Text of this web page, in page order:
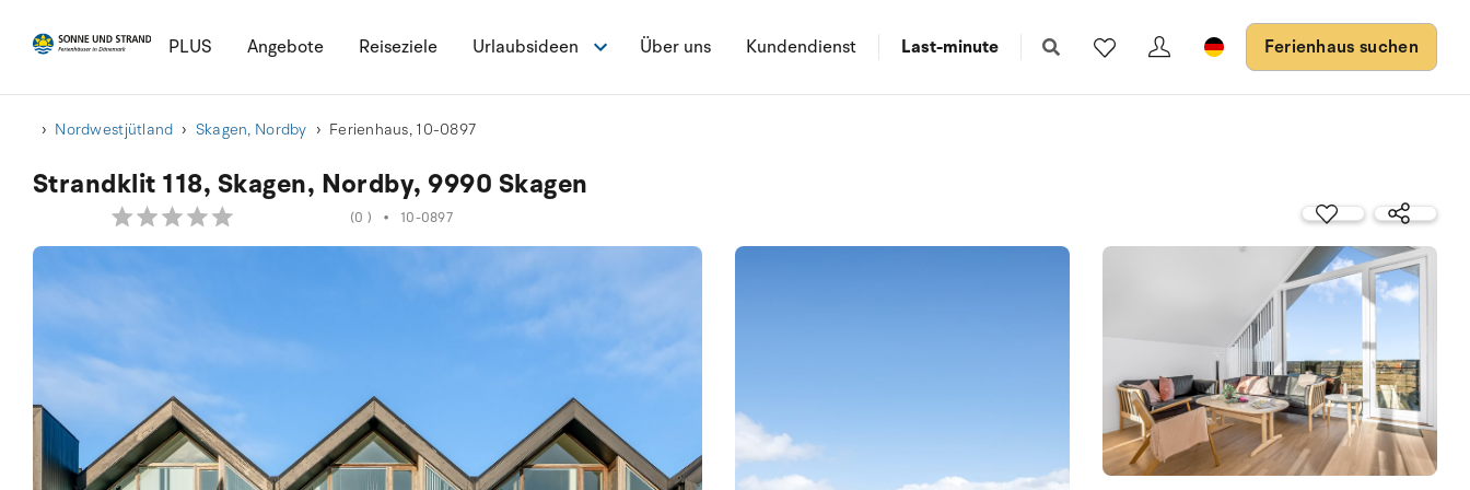
PLUS Angebote Reiseziele Urlaubsideen Über uns Kundendienst Last-minute Ferienhaus suchen
Nordwestjütland Skagen, Nordby Ferienhaus, 10-0897
Strandklit 118, Skagen, Nordby, 9990 Skagen
(0 ) • 10-0897